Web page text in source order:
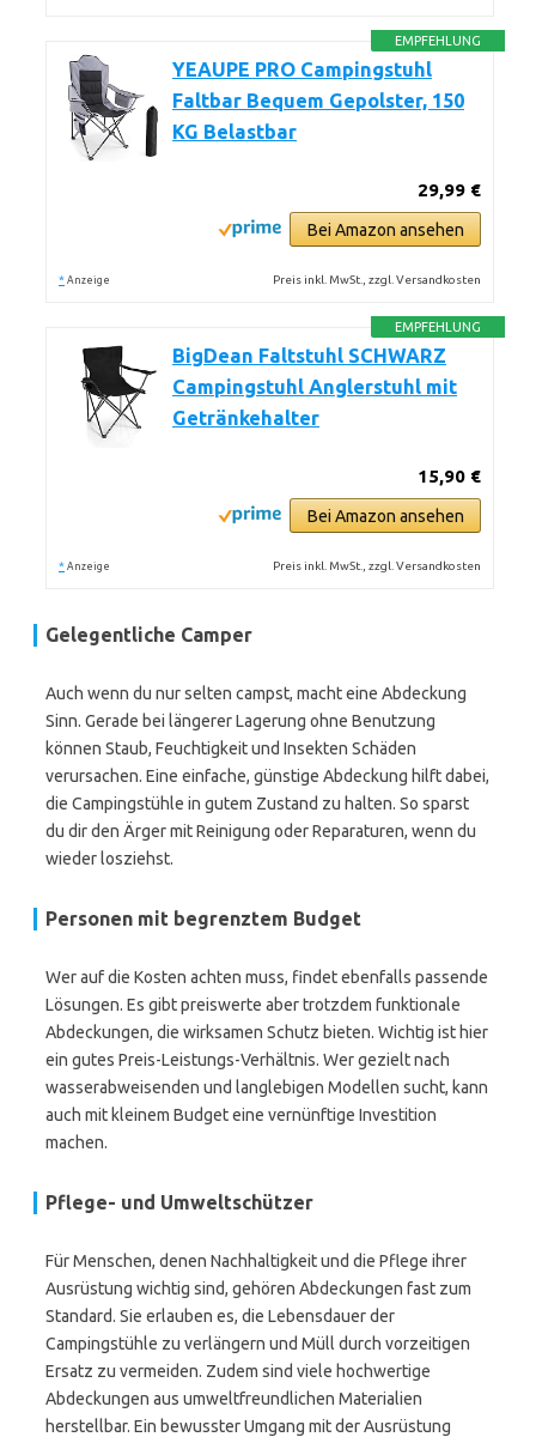
EMPFEHLUNG
YEAUPE PRO Campingstuhl
Faltbar Bequem Gepolster, 150
KG Belastbar
29,99 €
Bei Amazon ansehen
* Anzeige Preis inkl. MwSt., zzgl. Versandkosten
EMPFEHLUNG
BigDean Faltstuhl SCHWARZ
Campingstuhl Anglerstuhl mit
Getränkehalter
15,90 €
Bei Amazon ansehen
* Anzeige Preis inkl. MwSt., zzgl. Versandkosten
Gelegentliche Camper
Auch wenn du nur selten campst, macht eine Abdeckung
Sinn. Gerade bei längerer Lagerung ohne Benutzung
können Staub, Feuchtigkeit und Insekten Schäden
verursachen. Eine einfache, günstige Abdeckung hilft dabei,
die Campingstühle in gutem Zustand zu halten. So sparst
du dir den Ärger mit Reinigung oder Reparaturen, wenn du
wieder losziehst.
Personen mit begrenztem Budget
Wer auf die Kosten achten muss, findet ebenfalls passende
Lösungen. Es gibt preiswerte aber trotzdem funktionale
Abdeckungen, die wirksamen Schutz bieten. Wichtig ist hier
ein gutes Preis-Leistungs-Verhältnis. Wer gezielt nach
wasserabweisenden und langlebigen Modellen sucht, kann
auch mit kleinem Budget eine vernünftige Investition
machen.
Pflege- und Umweltschützer
Für Menschen, denen Nachhaltigkeit und die Pflege ihrer
Ausrüstung wichtig sind, gehören Abdeckungen fast zum
Standard. Sie erlauben es, die Lebensdauer der
Campingstühle zu verlängern und Müll durch vorzeitigen
Ersatz zu vermeiden. Zudem sind viele hochwertige
Abdeckungen aus umweltfreundlichen Materialien
herstellbar. Ein bewusster Umgang mit der Ausrüstung